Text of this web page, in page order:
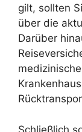
gilt, sollten
über die
Darüber
Schließlich